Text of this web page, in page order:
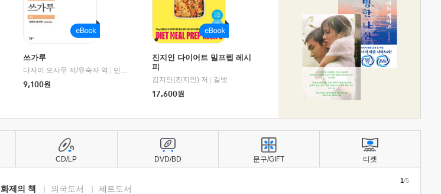
|
교보문고
쓰가루
다자이 오사무 저/유숙자 역
민음사
9,100원
진지인 다이어트 밀프렙 레시
피
김지인(진지인) 저
길벗
17,600원
화제의 책 외국도서 세트도서
1/5
CD/LP DVD/BD 문구/GIFT 티켓